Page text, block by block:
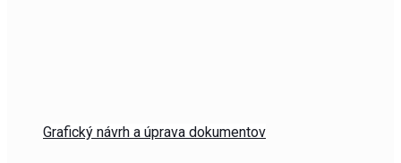
Grafický návrh a úprava dokumentov